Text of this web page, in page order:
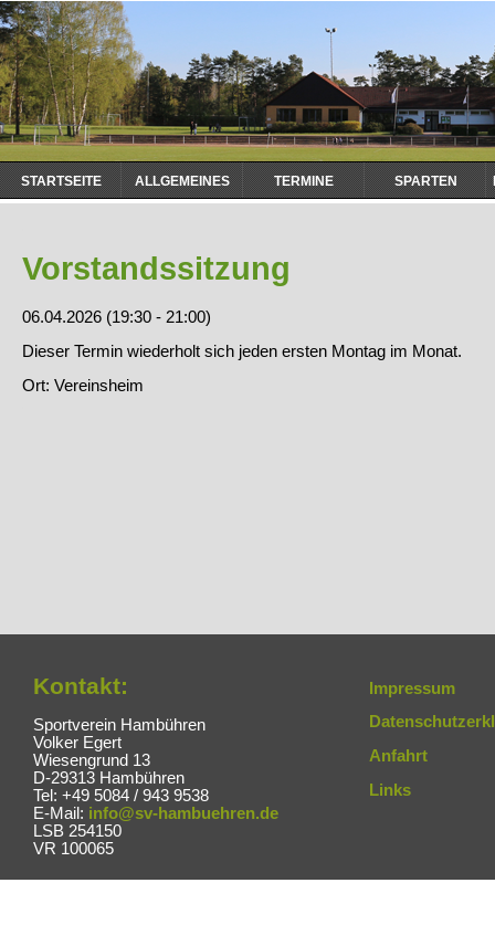
Navigation
überspringen
STARTSEITE ALLGEMEINES TERMINE SPARTEN
Vorstandssitzung
06.04.2026 (19:30 - 21:00)
Dieser Termin wiederholt sich jeden ersten Montag im Monat.
Ort: Vereinsheim
Kontakt:
Sportverein Hambühren
Volker Egert
Wiesengrund 13
D-29313 Hambühren
Tel: +49 5084 / 943 9538
E-Mail: info@sv-hambuehren.de
LSB 254150
VR 100065
Impressum
Anfahrt
Links